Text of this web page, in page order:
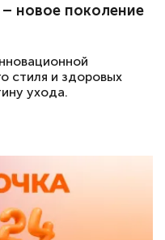
новое поколение
стиля и здоровых
ухода.